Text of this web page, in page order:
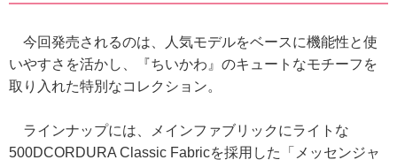
今回発売されるのは、人気モデルをベースに機能性と使
いやすさを活かし、『ちいかわ』のキュートなモチーフを
取り入れた特別なコレクション。
ラインナップには、メインファブリックにライトな
500DCORDURA Classic Fabricを採用した「メッセンジャ